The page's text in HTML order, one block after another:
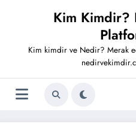
Kim
Kim kimdir ve Nedir? Merak